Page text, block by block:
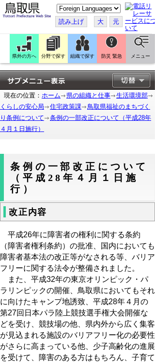
こ
の
ペ
ー
ジ
翻
訳
す
る
読み上げ 大 元
県外の方へ 分野で探す 組織で探す 防災 緊急 メニュー
現在の位置： ホーム 県の組織と仕事
生活環境部
くらしの安心局
住宅政策課
鳥取県福祉のまちづく
り条例について
条例の一部改正について（平成28年
４月１日施行）
条例の一部改正について
（平成28年４月１日施
行）
改正内容
平成26年に障害者の権利に関する条約
（障害者権利条約）の批准、国内においても
障害者基本法の改正等がなされる等、バリア
フリーに関する法令が整備されました。
また、平成32年の東京オリンピック・パ
ラリンピックの開催、鳥取県においてもそれ
に向けたキャンプ地誘致、平成28年４月の
第27回日本パラ陸上競技選手権大会開催な
どを受け、競技場の他、県内外から広く集客
が見込まれる施設のバリアフリー化の必要性
がさらに高まっている他、少子高齢化の進展
を受けて、障害のある方はもちろん、子育て